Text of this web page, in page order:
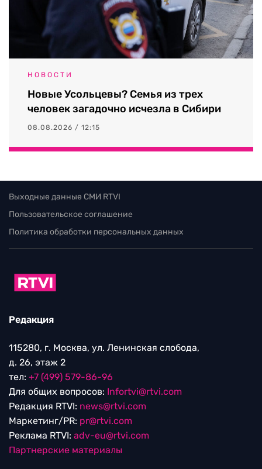
НОВОСТИ
Новые Усольцевы? Семья из трех
человек загадочно исчезла в Сибири
08.08.2026 / 12:15
Выходные данные СМИ RTVI
Пользовательское соглашение
Политика обработки персональных данных
Редакция
115280, г. Москва, ул. Ленинская слобода,
д. 26, этаж 2
тел: +7 (499) 579-86-96
Для общих вопросов: Infortvi@rtvi.com
Редакция RTVI: news@rtvi.com
Маркетинг/PR: pr@rtvi.com
Реклама RTVI: adv-eu@rtvi.com
Партнерские материалы